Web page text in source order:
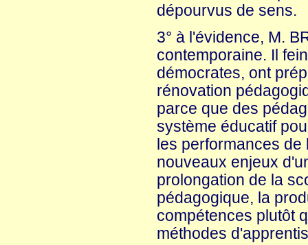
dépourvus de sens.
3° à l'évidence, M.
contemporaine. Il
démocrates, ont
rénovation
parce que des
système éducatif
les performances
nouveaux enjeux
prolongation de la
pédagogique, la
compétences plutôt
méthodes